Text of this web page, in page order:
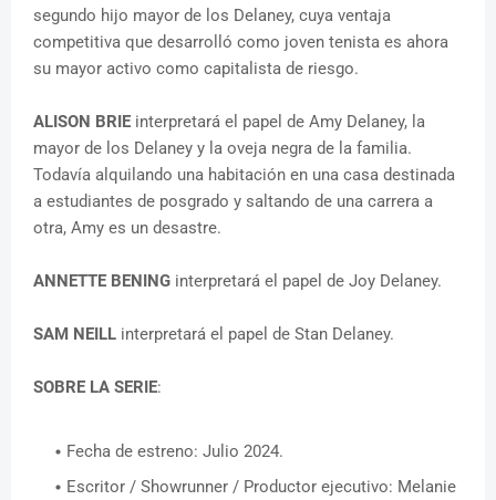
segundo hijo mayor de los Delaney, cuya ventaja
competitiva que desarrolló como joven tenista es ahora
su mayor activo como capitalista de riesgo.
ALISON BRIE interpretará el papel de Amy Delaney, la
mayor de los Delaney y la oveja negra de la familia.
Todavía alquilando una habitación en una casa destinada
a estudiantes de posgrado y saltando de una carrera a
otra, Amy es un desastre.
ANNETTE BENING interpretará el papel de Joy Delaney.
SAM NEILL interpretará el papel de Stan Delaney.
SOBRE LA SERIE:
Fecha de estreno: Julio 2024.
Escritor / Showrunner / Productor ejecutivo: Melanie